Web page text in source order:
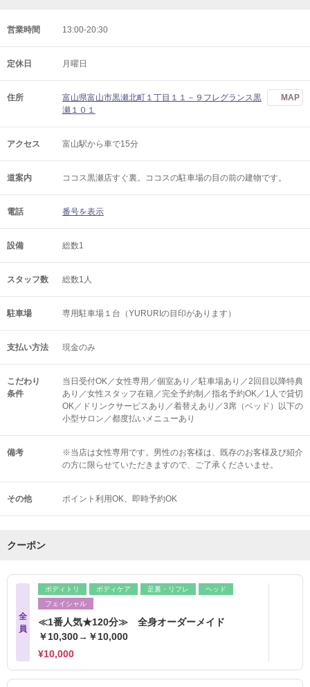
営業時間 13:00-20:30
定休日 月曜日
住所
富山県富山市黒瀬北町１丁目１１－９フレグランス黒
瀬１０１
MAP
アクセス 富山駅から車で15分
道案内 ココス黒瀬店すぐ裏。ココスの駐車場の目の前の建物です。
電話 番号を表示
設備 総数1
スタッフ数 総数1人
駐車場 専用駐車場１台（YURURIの目印があります）
支払い方法 現金のみ
こだわり
条件
当日受付OK／女性専用／個室あり／駐車場あり／2回目以降特典
あり／女性スタッフ在籍／完全予約制／指名予約OK／1人で貸切
OK／ドリンクサービスあり／着替えあり／3席（ベッド）以下の
小型サロン／都度払いメニューあり
備考
※当店は女性専用です。男性のお客様は、既存のお客様及び紹介
の方に限らせていただきますので、ご了承くださいませ。
その他 ポイント利用OK 即時予約OK
クーポン
全
員
ボディトリ ボディケア 足裏・リフレ
ヘッド
フェイシャル
≪1番人気★120分≫ 全身オーダーメイド
￥10,300→￥10,000
¥10,000